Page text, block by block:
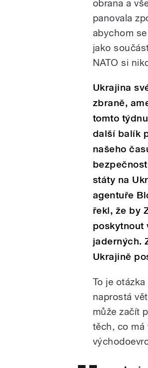
obrana a
panovala
abychom
jako
NATO si
Ukrajina
zbraně,
tomto
další balík
našeho
státy na
agentuře
řekl, že by
poskytnout
jaderných.
Ukrajině
To je
naprostá
může začít
těch, co má